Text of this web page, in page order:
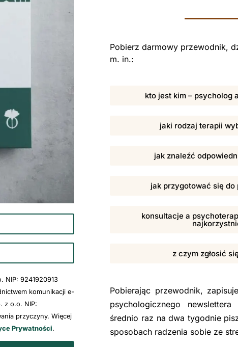
NIP: 9241920913
komunikacji e-
z o.o. NIP:
przyczyny. Więcej
Prywatności.
Pobierz darmowy przewodnik,
m. in.:
kto jest kim – psycholog
jaki rodzaj terapii
jak znaleźć
jak przygotować się
konsultacje a
z czym zgłosić
Pobierając przewodnik,
psychologicznego
średnio raz na dwa tygodnie
sposobach radzenia sobie ze